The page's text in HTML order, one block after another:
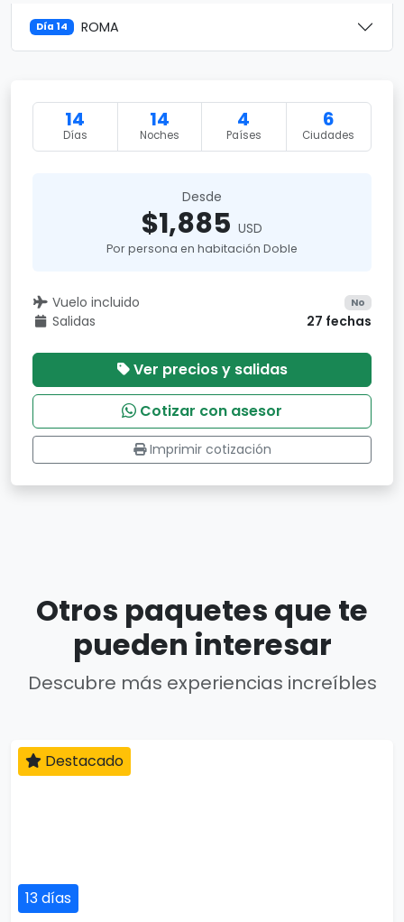
Día 14 ROMA
14
Días
14
Noches
4
Países
6
Ciudades
Desde
$1,885 USD
Por persona en habitación Doble
Vuelo incluido No
Salidas 27 fechas
Ver precios y salidas
Cotizar con asesor
Imprimir cotización
Otros paquetes que te
pueden interesar
Descubre más experiencias increíbles
13 días
Destacado